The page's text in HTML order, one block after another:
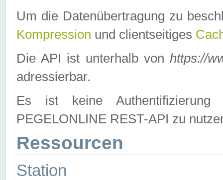
Um die Datenübertragung zu
Kompression und clientseitiges
Die API ist unterhalb von https://
adressierbar.
Es ist keine
PEGELONLINE REST-API zu
Ressourcen
Station